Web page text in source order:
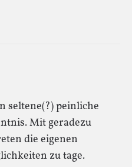
seltene(?) peinliche
Mit geradezu
die eigenen
zu tage.